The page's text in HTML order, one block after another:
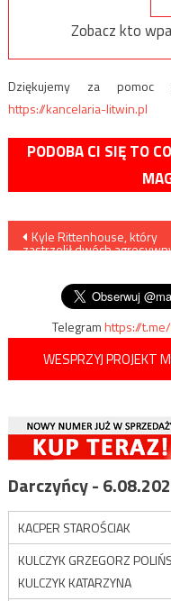
Zobacz kto
Dziękujemy za pomoc
https://kancelaria-litwin.pl
PODOBA CI SIĘ TO
Nawigacja
Kyle Rittenhouse, który
zastrzelił dwóch
Telegramhttps://
WESPRZYJ PROJEKT
Darczyńcy -
KACPER STAROŚCIAK
KULCZYK GRZEGORZ
KULCZYK KATARZYNA